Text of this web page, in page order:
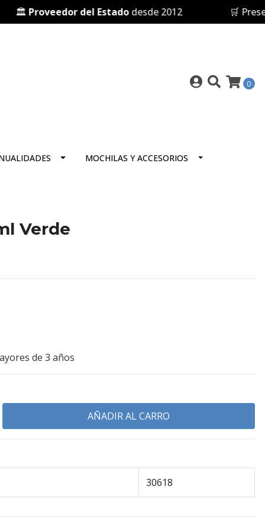
Proveedor del Estadodesde 2012 🛒
0
MOCHILAS Y ACCESORIOS
Verde
de 3 años
30618